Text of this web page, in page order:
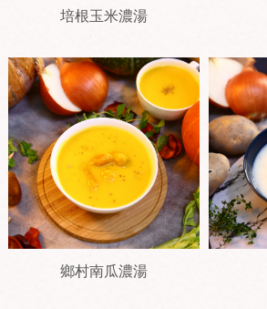
培根玉米濃湯
鄉村南瓜濃湯